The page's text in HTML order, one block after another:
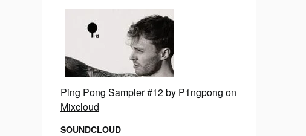
Ping Pong Sampler #12by P1ngpong on
Mixcloud
SOUNDCLOUD